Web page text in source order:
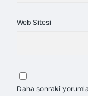
Web Sitesi
Daha sonraki